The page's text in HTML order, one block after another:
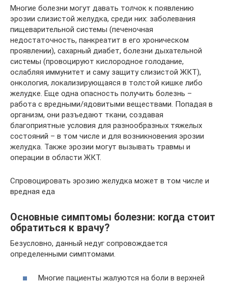
Многие болезни могут давать толчок к появлению
эрозии слизистой желудка, среди них: заболевания
пищеварительной системы (печеночная
недостаточность, панкреатит в его хроническом
проявлении), сахарный диабет, болезни дыхательной
системы (провоцируют кислородное голодание,
ослабляя иммунитет и саму защиту слизистой ЖКТ),
онкология, локализирующаяся в толстой кишке либо
желудке. Еще одна опасность получить болезнь –
работа с вредными/ядовитыми веществами. Попадая в
организм, они разъедают ткани, создавая
благоприятные условия для разнообразных тяжелых
состояний – в том числе и для возникновения эрозии
желудка. Также эрозии могут вызывать травмы и
операции в области ЖКТ.
Спровоцировать эрозию желудка может в том числе и
вредная еда
Основные симптомы болезни: когда стоит
обратиться к врачу?
Безусловно, данный недуг сопровождается
определенными симптомами.
Многие пациенты жалуются на боли в верхней